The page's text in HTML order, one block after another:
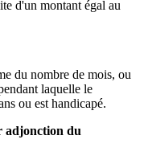
d'un montant égal au
du nombre de mois, ou
laquelle le
ou est handicapé.
adjonction du